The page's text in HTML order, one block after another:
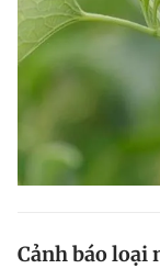
Cảnh báo loại